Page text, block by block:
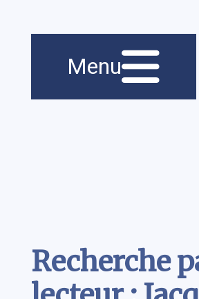
principale
Menu
Recherche